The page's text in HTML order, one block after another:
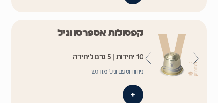
קפסולות אספרסו וניל
10 יחידות | 5 גרם ליחידה
ניחוח וטעם ונילי מודגש
+